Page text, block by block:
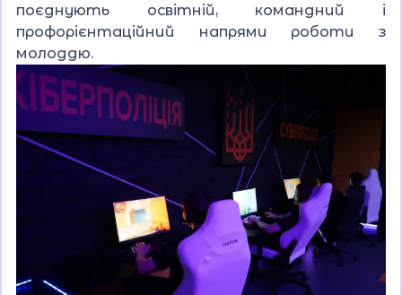
поєднують освітній, командний і
профорієнтаційний напрями роботи з
молоддю.